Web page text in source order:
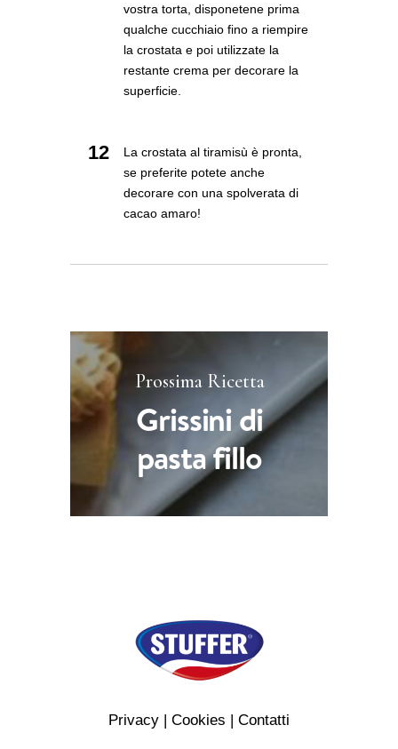
vostra torta, disponetene prima
qualche cucchiaio fino a riempire
la crostata e poi utilizzate la
restante crema per decorare la
superficie.
12
La crostata al tiramisù è pronta,
se preferite potete anche
decorare con una spolverata di
cacao amaro!
Prossima Ricetta
Grissini di
pasta fillo
Privacy | Cookies | Contatti